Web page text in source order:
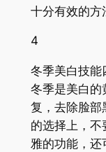
十分有效的方
4
冬季美白技能
冬季是美白的
复，去除脸部
的选择上，不
雅的功能，还